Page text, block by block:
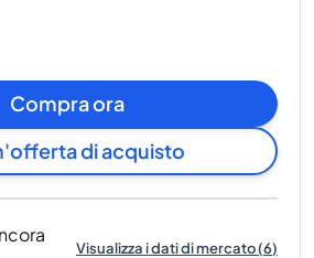
Compra ora
di acquisto
Visualizza i dati di mercato(6)